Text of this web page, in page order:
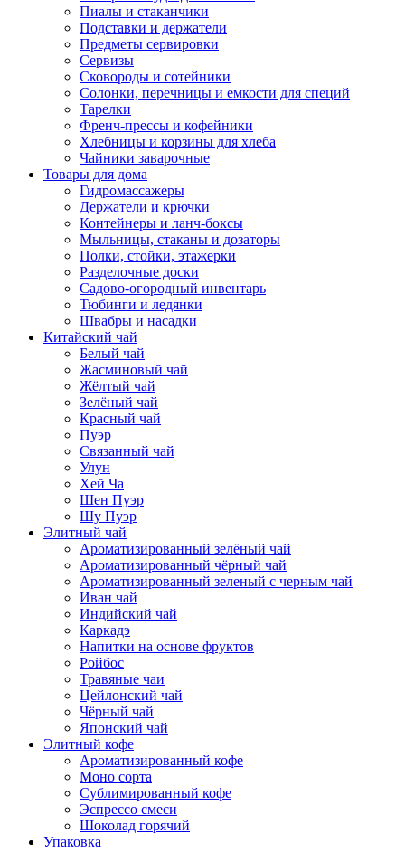
Пиалы и стаканчики
Подставки и держатели
Предметы сервировки
Сервизы
Сковороды и сотейники
Солонки, перечницы и емкости для специй
Тарелки
Френч-прессы и кофейники
Хлебницы и корзины для хлеба
Чайники заварочные
Товары для дома
Гидромассажеры
Держатели и крючки
Контейнеры и ланч-боксы
Мыльницы, стаканы и дозаторы
Полки, стойки, этажерки
Разделочные доски
Садово-огородный инвентарь
Тюбинги и ледянки
Швабры и насадки
Китайский чай
Белый чай
Жасминовый чай
Жёлтый чай
Зелёный чай
Красный чай
Пуэр
Связанный чай
Улун
Хей Ча
Шен Пуэр
Шу Пуэр
Элитный чай
Ароматизированный зелёный чай
Ароматизированный чёрный чай
Ароматизированный зеленый с черным чай
Иван чай
Индийский чай
Каркадэ
Напитки на основе фруктов
Ройбос
Травяные чаи
Цейлонский чай
Чёрный чай
Японский чай
Элитный кофе
Ароматизированный кофе
Моно сорта
Сублимированный кофе
Эспрессо смеси
Шоколад горячий
Упаковка